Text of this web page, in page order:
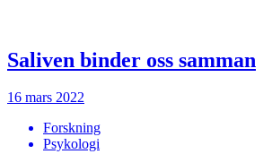
Saliven binder oss samman
16 mars 2022
Forskning
Psykologi